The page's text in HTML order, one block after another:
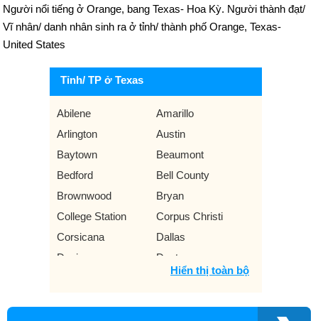
Người nổi tiếng ở Orange, bang Texas- Hoa Kỳ. Người thành đạt/
Vĩ nhân/ danh nhân sinh ra ở tỉnh/ thành phố Orange, Texas-
United States
Tỉnh/ TP ở Texas
Abilene
Amarillo
Arlington
Austin
Baytown
Beaumont
Bedford
Bell County
Brownwood
Bryan
College Station
Corpus Christi
Corsicana
Dallas
Denison
Denton
Flower Mound
Hiển thị toàn bộ